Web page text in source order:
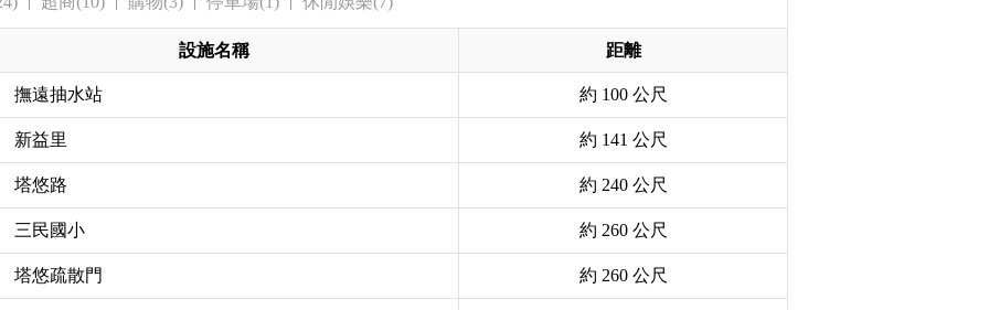
設施名稱 距離
撫遠抽水站 約 100 公尺
新益里 約 141 公尺
塔悠路 約 240 公尺
三民國小 約 260 公尺
塔悠疏散門 約 260 公尺